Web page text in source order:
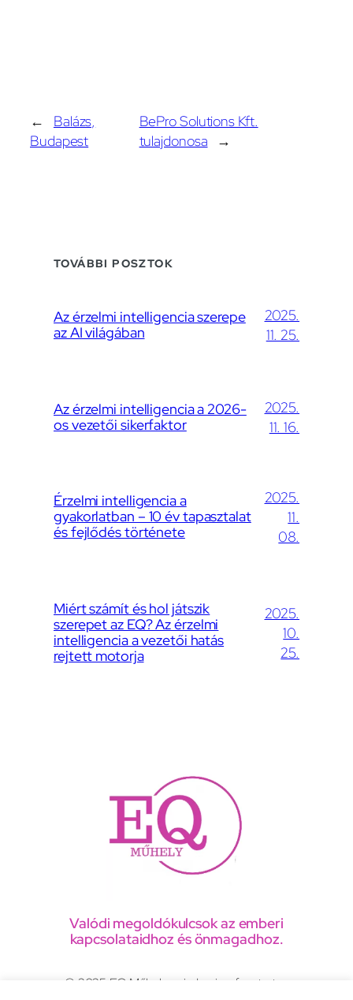
←
Balázs,
Budapest
BePro Solutions Kft.
tulajdonosa →
TOVÁBBI POSZTOK
Az érzelmi intelligencia szerepe
az AI világában
2025.
11. 25.
Az érzelmi intelligencia a 2026-
os vezetői sikerfaktor
2025.
11. 16.
Érzelmi intelligencia a
gyakorlatban – 10 év tapasztalat
és fejlődés története
2025.
11.
08.
Miért számít és hol játszik
szerepet az EQ? Az érzelmi
intelligencia a vezetői hatás
rejtett motorja
2025.
10.
25.
Valódi megoldókulcsok az emberi
kapcsolataidhoz és önmagadhoz.
© 2025 EQ Műhely, minden jog fenntartva